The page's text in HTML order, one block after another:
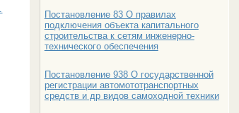
Постановление 83 О правилах
подключения объекта капитального
строительства к сетям инженерно-
технического обеспечения
Постановление 938 О государственной
регистрации автомототранспортных
средств и др видов самоходной техники